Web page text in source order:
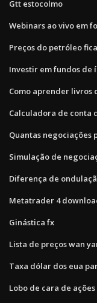
Gtt estocolmo
Webinars ao vivo em
Preços do petróleo
Investir em fundos de
Como aprender livros
Calculadora de conta
Quantas negociações
Simulação de
Diferença de
Metatrader 4
Ginástica fx
Lista de preços wan
Taxa dólar dos eua
Lobo de cara de